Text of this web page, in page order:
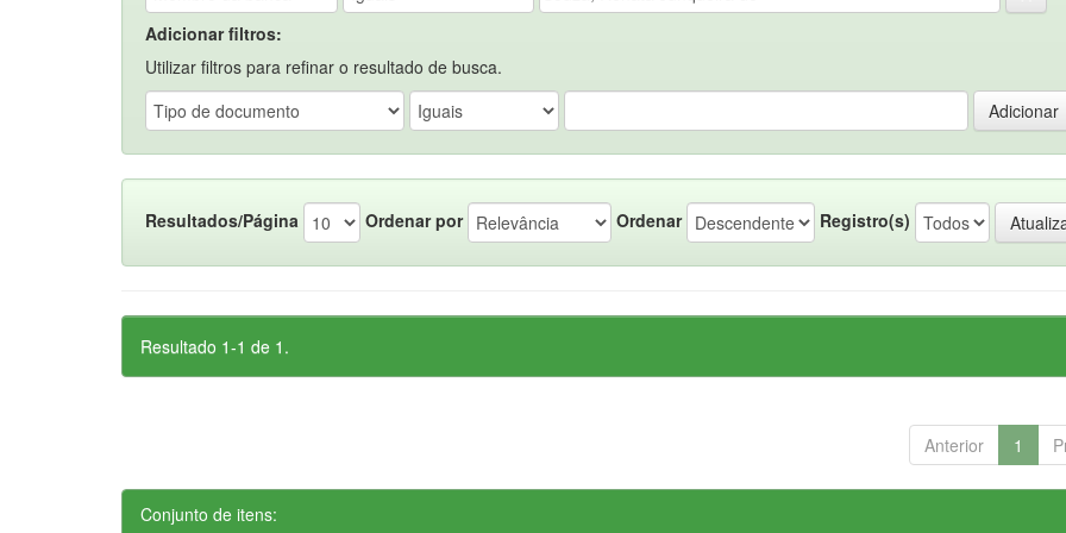
Adicionar filtros:
Utilizar filtros para refinar o resultado de busca.
Resultados/Página Ordenar por Ordenar Registro(s)
Resultado 1-1 de 1.
Anterior 1
Conjunto de itens: